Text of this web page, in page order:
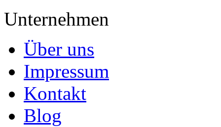
Unternehmen
Über uns
Impressum
Kontakt
Blog